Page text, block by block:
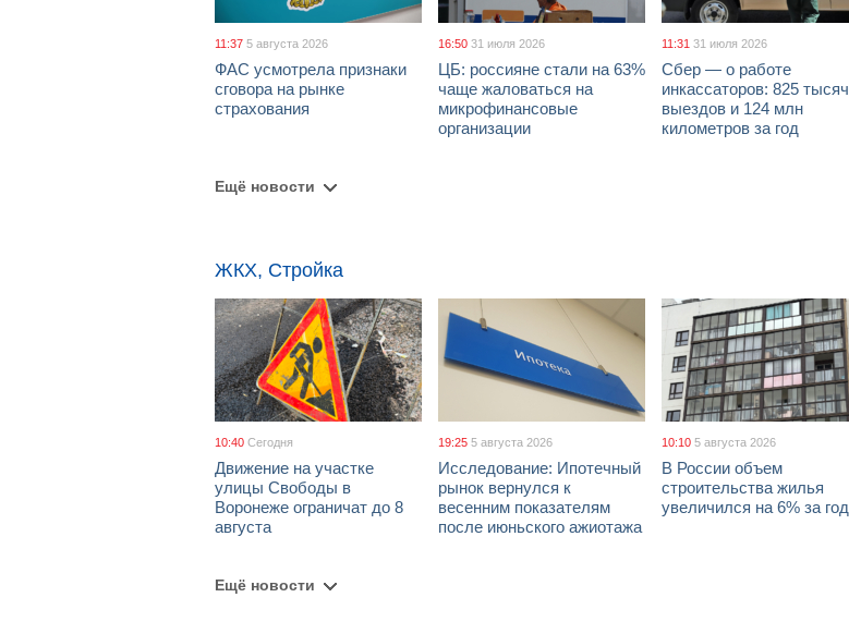
11:37 5 августа 2026
ФАС усмотрела признаки
сговора на рынке
страхования
16:50 31 июля 2026
ЦБ: россияне стали на 63%
чаще жаловаться на
микрофинансовые
организации
11:31 31 июля 2026
Сбер — о работе
инкассаторов: 825 тысяч
выездов и 124 млн
километров за год
Ещё новости
ЖКХ, Стройка
10:40 Сегодня
Движение на участке
улицы Свободы в
Воронеже ограничат до 8
августа
19:25 5 августа 2026
Исследование: Ипотечный
рынок вернулся к
весенним показателям
после июньского ажиотажа
10:10 5 августа 2026
В России объем
строительства жилья
увеличился на 6% за год
Ещё новости